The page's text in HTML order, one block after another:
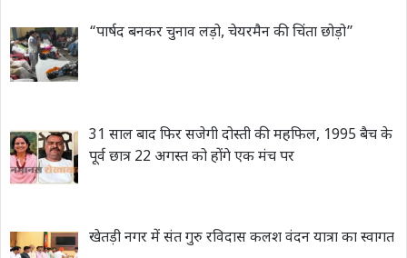
“पार्षद बनकर चुनाव लड़ो, चेयरमैन की चिंता छोड़ो”
31 साल बाद फिर सजेगी दोस्ती की महफिल, 1995 बैच के
पूर्व छात्र 22 अगस्त को होंगे एक मंच पर
खेतड़ी नगर में संत गुरु रविदास कलश वंदन यात्रा का स्वागत